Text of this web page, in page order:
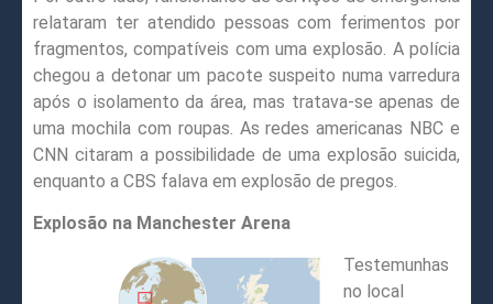
relataram ter atendido pessoas com ferimentos por
fragmentos, compatíveis com uma explosão. A polícia
chegou a detonar um pacote suspeito numa varredura
após o isolamento da área, mas tratava-se apenas de
uma mochila com roupas. As redes americanas NBC e
CNN citaram a possibilidade de uma explosão suicida,
enquanto a CBS falava em explosão de pregos.
Explosão na Manchester Arena
Testemunhas
no local